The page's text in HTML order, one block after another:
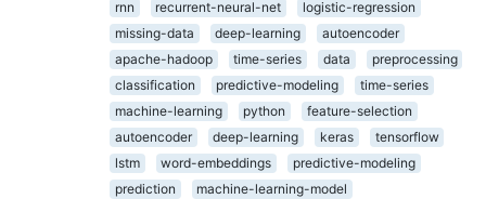
rnn
recurrent-neural-net
logistic-regression
missing-data
deep-learning
autoencoder
apache-hadoop
time-series data
preprocessing
classification
predictive-modeling
time-series
machine-learning
python
feature-selection
autoencoder
deep-learning keras
tensorflow
lstm
word-embeddings
predictive-modeling
prediction
machine-learning-model